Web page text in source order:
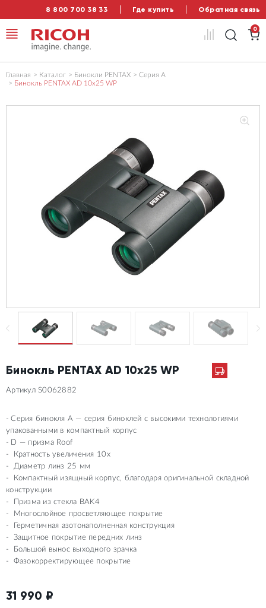
8 800 700 38 33 Где купить Обратная связь
0
Главная Каталог Бинокли PENTAX
Серия А
Бинокль PENTAX AD 10x25 WP
Бинокль PENTAX AD 10x25 WP
Артикул S0062882
Серия бинокля A — серия биноклей с высокими технологиями
упакованными в компактный корпус
D — призма Roof
Кратность увеличения 10х
Диаметр линз 25 мм
Компактный изящный корпус, благодаря оригинальной складной
конструкции
Призма из стекла BAK4
Многослойное просветляющее покрытие
Герметичная азотонаполненная конструкция
Защитное покрытие передних линз
Большой вынос выходного зрачка
Фазокорректирующее покрытие
31 990 ₽